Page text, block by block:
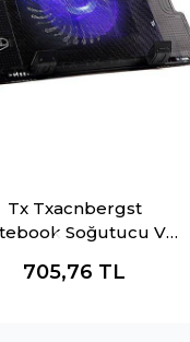
Tx Txacnbergst
Soğutucu Ve
705,76 TL